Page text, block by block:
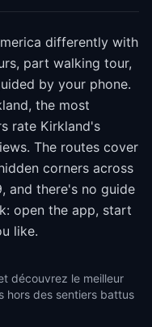
differently with
part walking tour,
by your phone.
the most
rate Kirkland's
The routes cover
corners across
and there's no guide
open the app, start
like.
découvrez le meilleur
hors des sentiers battus